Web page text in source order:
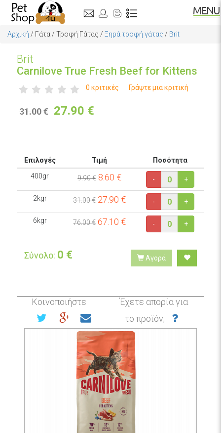
Αρχική / Γάτα / Τροφή Γάτας / Ξηρά τροφή γάτας / Brit
Brit
Carnilove True Fresh Beef for Kittens
0 κριτικές Γράψτε μια κριτική
31.00 € 27.90 €
Επιλογές Τιμή
Ποσότητα
400gr
9.90 € 8.60 € - +
2kgr 31.00 € 27.90 € - +
6kgr 76.00 € 67.10 € - +
Σύνολο: 0 € Αγορά
Κοινοποιήστε
Έχετε απορία για
το προϊόν;